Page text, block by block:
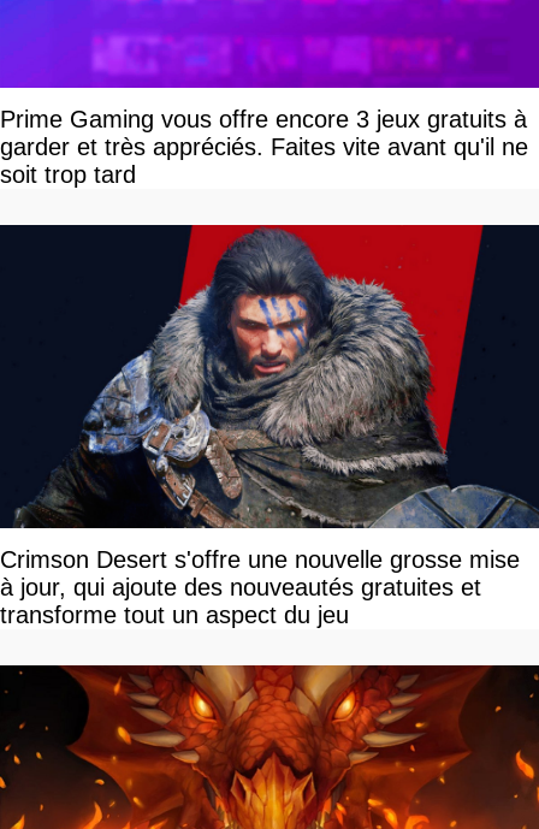
Prime Gaming vous offre encore 3 jeux gratuits à
garder et très appréciés. Faites vite avant qu'il ne
soit trop tard
Crimson Desert s'offre une nouvelle grosse mise
à jour, qui ajoute des nouveautés gratuites et
transforme tout un aspect du jeu